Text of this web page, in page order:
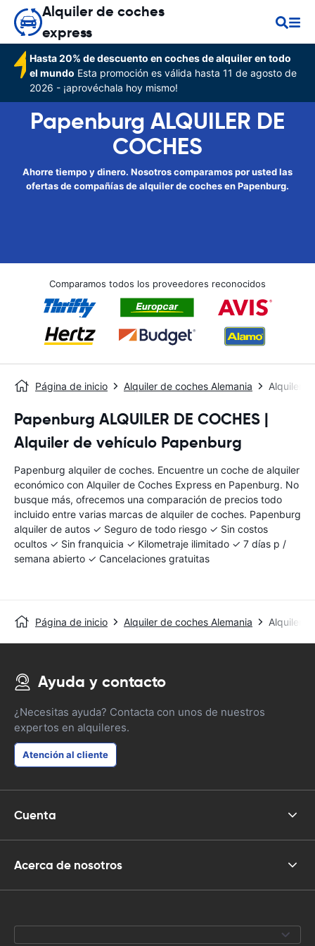
Alquiler de coches
express
Hasta 20% de descuento en coches de alquiler en todo
el mundo Esta promoción es válida hasta 11 de agosto de
2026 - ¡aprovéchala hoy mismo!
Papenburg ALQUILER DE
COCHES
Ahorre tiempo y dinero. Nosotros comparamos por usted las
ofertas de compañías de alquiler de coches en Papenburg.
Comparamos todos los proveedores reconocidos
Página de inicio Alquiler de coches Alemania Alquiler
Papenburg ALQUILER DE COCHES |
Alquiler de vehículo Papenburg
Papenburg alquiler de coches. Encuentre un coche de alquiler
económico con Alquiler de Coches Express en Papenburg. No
busque más, ofrecemos una comparación de precios todo
incluido entre varias marcas de alquiler de coches. Papenburg
alquiler de autos ✓ Seguro de todo riesgo ✓ Sin costos
ocultos ✓ Sin franquicia ✓ Kilometraje ilimitado ✓ 7 días p /
semana abierto ✓ Cancelaciones gratuitas
Página de inicio Alquiler de coches Alemania Alquiler
Ayuda y contacto
¿Necesitas ayuda? Contacta con unos de nuestros
expertos en alquileres.
Atención al cliente
Cuenta
Acerca de nosotros